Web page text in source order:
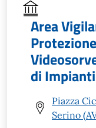
Area
di
Piazza
Serino